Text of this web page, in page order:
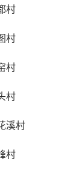
村
村
村
村
溪村
村